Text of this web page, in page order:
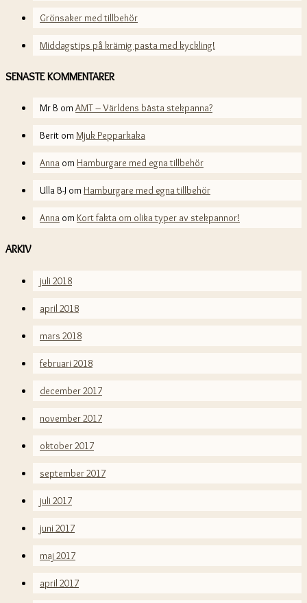
Grönsaker med tillbehör
Middagstips på krämig pasta med kyckling!
SENASTE KOMMENTARER
Mr B omAMT – Världens bästa stekpanna?
Berit omMjuk Pepparkaka
Anna om Hamburgare med egna tillbehör
Ulla B-J om Hamburgare med egna tillbehör
Anna om Kort fakta om olika typer av stekpannor!
ARKIV
juli 2018
april 2018
mars 2018
februari 2018
december 2017
november 2017
oktober 2017
september 2017
juli 2017
juni 2017
maj 2017
april 2017